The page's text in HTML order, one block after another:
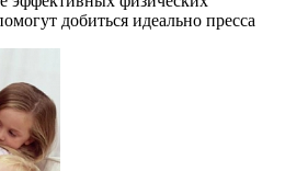
добиться идеально пресса